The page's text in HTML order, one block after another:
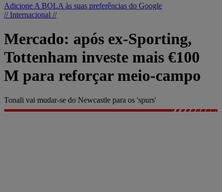
Adicione A BOLA às suas preferências do Google
// Internacional //
Mercado: após ex-Sporting,
Tottenham investe mais €100
M para reforçar meio-campo
Tonali vai mudar-se do Newcastle para os 'spurs'